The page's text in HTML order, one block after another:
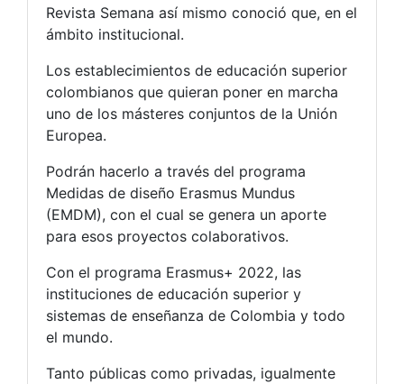
Revista Semana así mismo conoció que, en el
ámbito institucional.
Los establecimientos de educación superior
colombianos que quieran poner en marcha
uno de los másteres conjuntos de la Unión
Europea.
Podrán hacerlo a través del programa
Medidas de diseño Erasmus Mundus
(EMDM), con el cual se genera un aporte
para esos proyectos colaborativos.
Con el programa Erasmus+ 2022, las
instituciones de educación superior y
sistemas de enseñanza de Colombia y todo
el mundo.
Tanto públicas como privadas, igualmente